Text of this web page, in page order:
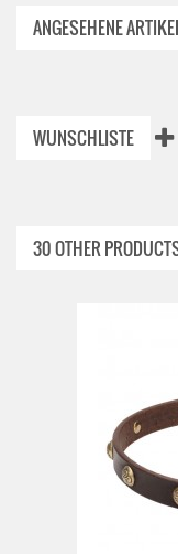
ANGESEHENE
WUNSCHLISTE
30 OTHER